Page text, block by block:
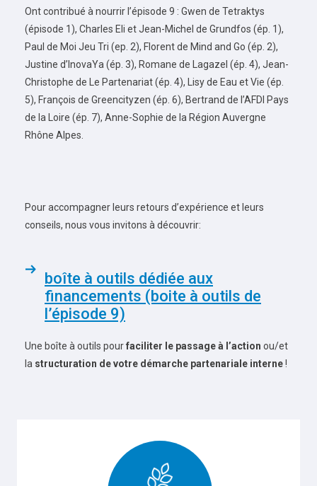
Ont contribué à nourrir l’épisode 9 : Gwen de Tetraktys
(épisode 1), Charles Eli et Jean-Michel de Grundfos (ép. 1),
Paul de Moi Jeu Tri (ep. 2), Florent de Mind and Go (ép. 2),
Justine d’InovaYa (ép. 3), Romane de Lagazel (ép. 4), Jean-
Christophe de Le Partenariat (ép. 4), Lisy de Eau et Vie (ép.
5), François de Greencityzen (ép. 6), Bertrand de l’AFDI Pays
de la Loire (ép. 7), Anne-Sophie de la Région Auvergne
Rhône Alpes.
Pour accompagner leurs retours d’expérience et leurs
conseils, nous vous invitons à découvrir:
boîte à outils dédiée aux
financements (boite à outils de
l’épisode 9)
Une boîte à outils pourfaciliter le passage à l’action ou/et
la structuration de votre démarche partenariale interne!